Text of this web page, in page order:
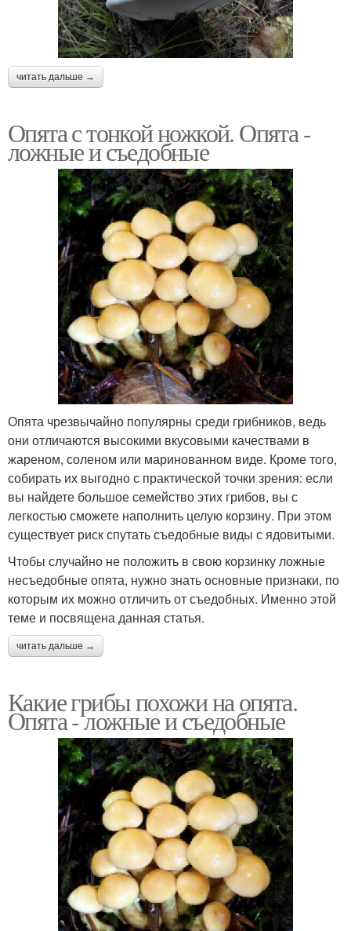
читать дальше →
Опята с тонкой ножкой. Опята -
ложные и съедобные
Опята чрезвычайно популярны среди грибников, ведь
они отличаются высокими вкусовыми качествами в
жареном, соленом или маринованном виде. Кроме того,
собирать их выгодно с практической точки зрения: если
вы найдете большое семейство этих грибов, вы с
легкостью сможете наполнить целую корзину. При этом
существует риск спутать съедобные виды с ядовитыми.
Чтобы случайно не положить в свою корзинку ложные
несъедобные опята, нужно знать основные признаки, по
которым их можно отличить от съедобных. Именно этой
теме и посвящена данная статья.
читать дальше →
Какие грибы похожи на опята.
Опята - ложные и съедобные